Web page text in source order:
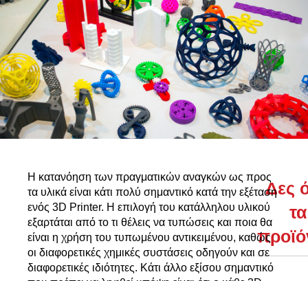
Η κατανόηση των πραγματικών αναγκών ως προς
τα υλικά είναι κάτι πολύ σημαντικό κατά την εξέταση
ενός 3D Printer. Η επιλογή του κατάλληλου υλικού
εξαρτάται από το τι θέλεις να τυπώσεις και ποια θα
είναι η χρήση του τυπωμένου αντικειμένου, καθώς
οι διαφορετικές χημικές συστάσεις οδηγούν και σε
διαφορετικές ιδιότητες. Κάτι άλλο εξίσου σημαντικό
Δες
τα